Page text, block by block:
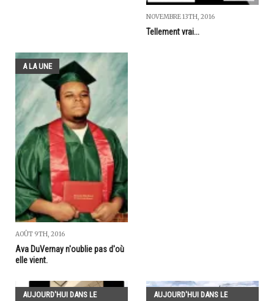
NOVEMBRE 13TH, 2016
Tellement vrai...
A LA UNE
AOÛT 9TH, 2016
Ava DuVernay n'oublie pas d'où
elle vient.
AUJOURD'HUI DANS LE
AUJOURD'HUI DANS LE